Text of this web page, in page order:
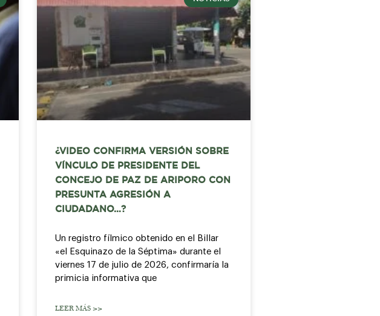
¿VIDEO CONFIRMA VERSIÓN SOBRE
VÍNCULO DE PRESIDENTE DEL
CONCEJO DE PAZ DE ARIPORO CON
PRESUNTA AGRESIÓN A
CIUDADANO…?
Un registro fílmico obtenido en el Billar
«el Esquinazo de la Séptima» durante el
viernes 17 de julio de 2026, confirmaría la
primicia informativa que
LEER MÁS >>